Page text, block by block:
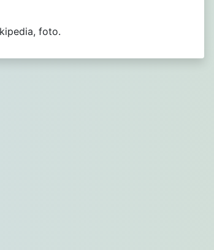
foto.